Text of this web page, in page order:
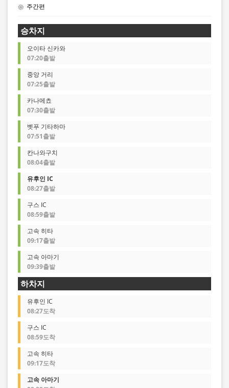
주간편
승차지
오이타 신카와
07:20출발
중앙 거리
07:25출발
카나메쵸
07:30출발
벳푸 기타하마
07:51출발
칸나와구치
08:04출발
유후인 IC
08:27출발
구스 IC
08:59출발
고속 히타
09:17출발
고속 아마기
09:39출발
하차지
유후인 IC
08:27도착
구스 IC
08:59도착
고속 히타
09:17도착
고속 아마기